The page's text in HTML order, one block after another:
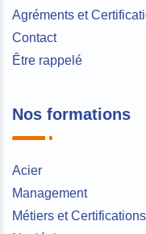
Agréments et
Contact
Être rappelé
Nos formations
Acier
Management
Métiers et Certifications